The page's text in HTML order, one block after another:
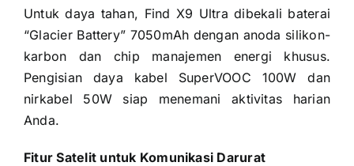
Untuk daya tahan, Find X9 Ultra dibekali baterai
“Glacier Battery” 7050mAh dengan anoda silikon-
karbon dan chip manajemen energi khusus.
Pengisian daya kabel SuperVOOC 100W dan
nirkabel 50W siap menemani aktivitas harian
Anda.
Fitur Satelit untuk Komunikasi Darurat